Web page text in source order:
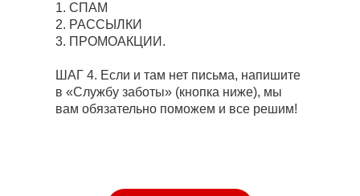
1. СПАМ
2. РАССЫЛКИ
3. ПРОМОАКЦИИ.
ШАГ 4. Если и там нет письма, напишите
в «Службу заботы» (кнопка ниже), мы
вам обязательно поможем и все решим!